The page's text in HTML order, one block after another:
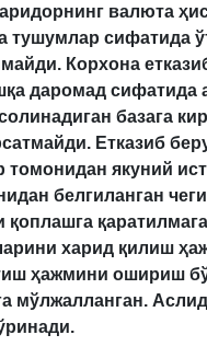
валюта
тушумлар сифатида
Корхона
даромад сифатида
базага
Етказиб
якуний
белгиланган
харид қилиш
ҳажмини ошириш
мўлжалланган.